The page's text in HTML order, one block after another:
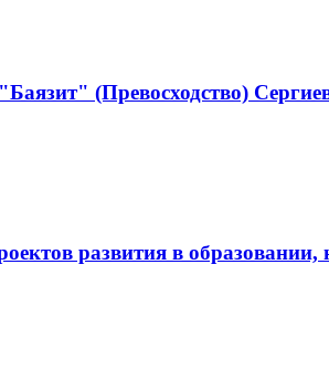
(Превосходство)
развития в образовании,